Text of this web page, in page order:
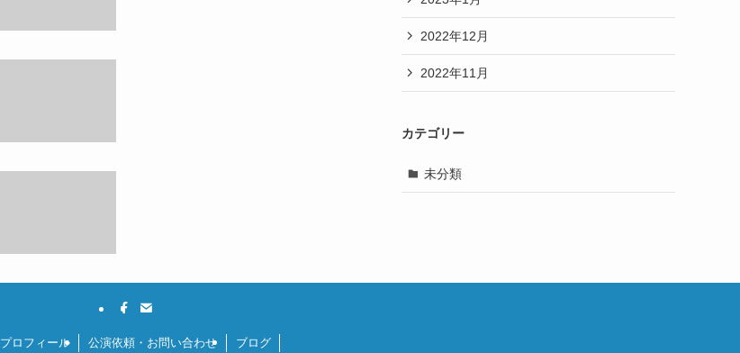
2022年12月
2022年11月
カテゴリー
未分類
プロフィール 公演依頼・お問い合わせ ブログ